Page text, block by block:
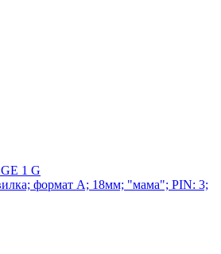
1 G
формат А; 18мм; "мама"; PIN: 3;